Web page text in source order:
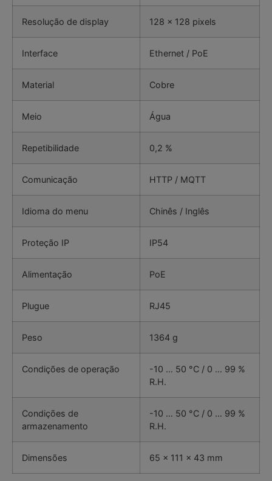
Resolução de display 128 x 128 pixels
Interface Ethernet / PoE
Material Cobre
Meio Água
Repetibilidade 0,2 %
Comunicação HTTP / MQTT
Idioma do menu Chinês / Inglês
Proteção IP IP54
Alimentação PoE
Plugue RJ45
Peso 1364 g
Condições de operação
-10 … 50 °C / 0 … 99 %
R.H.
Condições de
armazenamento
-10 … 50 °C / 0 … 99 %
R.H.
Dimensões 65 x 111 x 43 mm